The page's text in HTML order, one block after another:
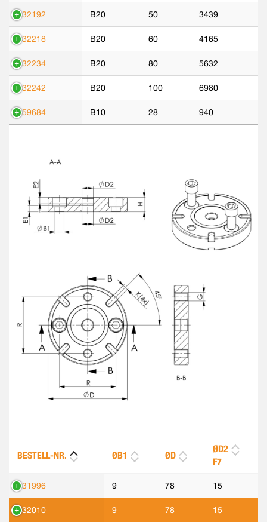
532192 B20 50 3439
532218 B20 60 4165
532234 B20 80 5632
532242 B20 100 6980
559684 B10 28 940
BESTELL-NR. ØB1 ØD
ØD2
F7
531996 9 78 15
532010 9 78 15